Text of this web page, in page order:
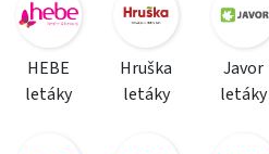
HEBE
letáky
Hruška
letáky
Javor
letáky